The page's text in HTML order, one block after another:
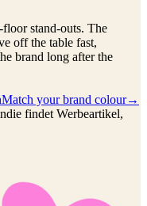
stand-outs. The
off the table fast,
brand long after the
Match your brand colour→
findet Werbeartikel,